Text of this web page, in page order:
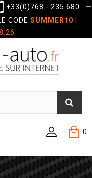
+33(0)768 - 235 680
—
CODE SUMMER10
0